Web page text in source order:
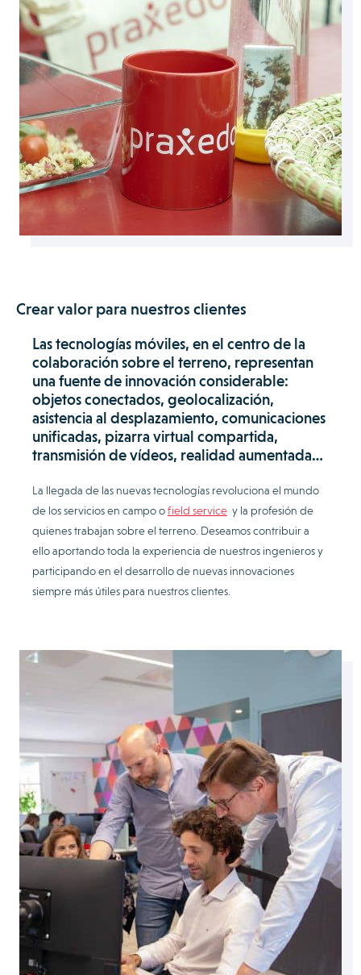
Crear valor para nuestros clientes
Las tecnologías móviles, en el centro de la
colaboración sobre el terreno, representan
una fuente de innovación considerable:
objetos conectados, geolocalización,
asistencia al desplazamiento, comunicaciones
unificadas, pizarra virtual compartida,
transmisión de vídeos, realidad aumentada…
La llegada de las nuevas tecnologías revoluciona el mundo
de los servicios en campo ofield service y la profesión de
quienes trabajan sobre el terreno. Deseamos contribuir a
ello aportando toda la experiencia de nuestros ingenieros y
participando en el desarrollo de nuevas innovaciones
siempre más útiles para nuestros clientes.